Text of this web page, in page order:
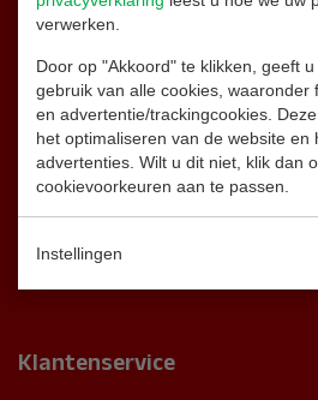
verwerken.
Door op "Akkoord" te klikken, geeft
gebruik van alle cookies, waaronder
en advertentie/trackingcookies.
het optimaliseren van de website en
advertenties. Wilt u dit niet, klik dan
cookievoorkeuren aan te passen.
Instellingen
Naar de contactpagina
Facebook
Instagram
Klantenservice